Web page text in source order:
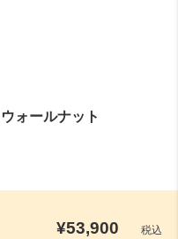
ォールナット
¥53,900 税込